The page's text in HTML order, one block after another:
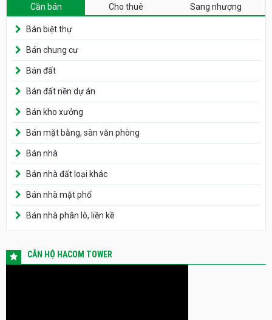
Cần bán Cho thuê Sang nhượng
Bán biệt thự
Bán chung cư
Bán đất
Bán đất nền dự án
Bán kho xưởng
Bán mặt bằng, sàn văn phòng
Bán nhà
Bán nhà đất loại khác
Bán nhà mặt phố
Bán nhà phân lô, liền kề
CĂN HỘ HACOM TOWER